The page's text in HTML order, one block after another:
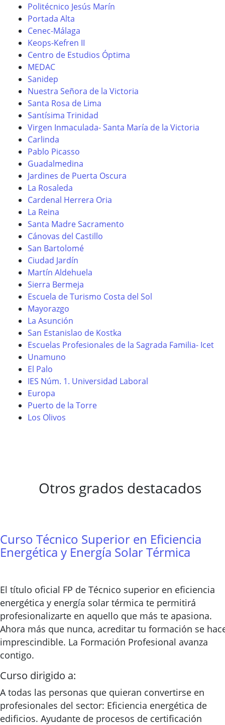
Politécnico Jesús Marín
Portada Alta
Cenec-Málaga
Keops-Kefren II
Centro de Estudios Óptima
MEDAC
Sanidep
Nuestra Señora de la Victoria
Santa Rosa de Lima
Santísima Trinidad
Virgen Inmaculada- Santa María de la Victoria
Carlinda
Pablo Picasso
Guadalmedina
Jardines de Puerta Oscura
La Rosaleda
Cardenal Herrera Oria
La Reina
Santa Madre Sacramento
Cánovas del Castillo
San Bartolomé
Ciudad Jardín
Martín Aldehuela
Sierra Bermeja
Escuela de Turismo Costa del Sol
Mayorazgo
La Asunción
San Estanislao de Kostka
Escuelas Profesionales de la Sagrada Familia- Icet
Unamuno
El Palo
IES Núm. 1. Universidad Laboral
Europa
Puerto de la Torre
Los Olivos
Otros grados destacados
Curso Técnico Superior en Eficiencia
Energética y Energía Solar Térmica
El título oficial FP de Técnico superior en eficiencia
energética y energía solar térmica te permitirá
profesionalizarte en aquello que más te apasiona.
Ahora más que nunca, acreditar tu formación se
imprescindible. La Formación Profesional avanza
contigo.
Curso dirigido a:
A todas las personas que quieran convertirse en
profesionales del sector: Eficiencia energética de
edificios. Ayudante de procesos de certificación